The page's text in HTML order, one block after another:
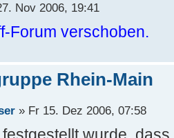
Nov 2006, 19:41
Forum verschoben.
Rhein-Main
» Fr 15. Dez 2006, 07:58